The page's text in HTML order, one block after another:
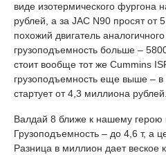
виде изотермического фургона
рублей, а за JAC N90 просят от
похожий двигатель
грузоподъемность больше –
стоит вообще тот же Cummins
грузоподъемность еще выше – в
стартует от 4,3 миллиона рублей.
Валдай 8 ближе к нашему герою
Грузоподъемность – до 4,6 т, а
Разница в миллион дает веское